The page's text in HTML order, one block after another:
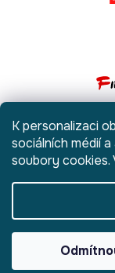
K personalizaci
sociálních médií
soubory cookies.